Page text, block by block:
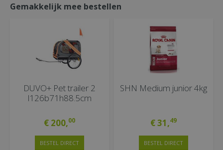
Gemakkelijk mee bestellen
DUVO+ Pet trailer 2
l126b71h88.5cm
€ 200,00
BESTEL DIRECT
SHN Medium junior 4kg
€31,49
BESTEL DIRECT